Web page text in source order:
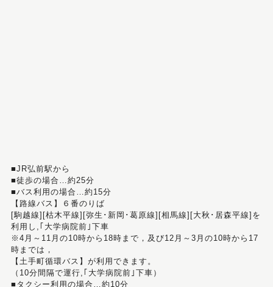
■JR弘前駅から
■徒歩の場合…約25分
■バス利用の場合…約15分
【路線バス】６番のりば
[駒越線][枯木平線][弥生･新岡･葛原線][相馬線][大秋･居森平線]を
利用し,｢大学病院前｣下車
※4月～11月の10時から18時まで，及び12月～3月の10時から17
時までは，
【土手町循環バス】が利用できます。
（10分間隔で運行,｢大学病院前｣下車）
■タクシー利用の場合…約10分